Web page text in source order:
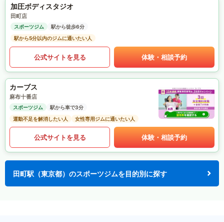
加圧ボディスタジオ
田町店
スポーツジム
駅から徒歩6分
駅から5分以内のジムに通いたい人
公式サイトを見る 体験・相談予約
カーブス
麻布十番店
スポーツジム
駅から車で3分
運動不足を解消したい人
女性専用ジムに通いたい人
公式サイトを見る 体験・相談予約
田町駅（東京都）のスポーツジムを目的別に探す